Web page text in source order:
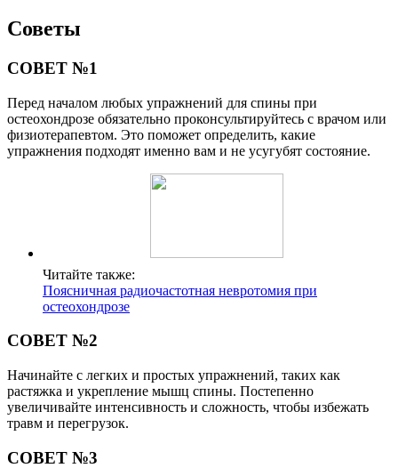
Советы
СОВЕТ №1
Перед началом любых упражнений для спины при
остеохондрозе обязательно проконсультируйтесь с врачом или
физиотерапевтом. Это поможет определить, какие
упражнения подходят именно вам и не усугубят состояние.
Читайте также:
Поясничная радиочастотная невротомия при
остеохондрозе
СОВЕТ №2
Начинайте с легких и простых упражнений, таких как
растяжка и укрепление мышц спины. Постепенно
увеличивайте интенсивность и сложность, чтобы избежать
травм и перегрузок.
СОВЕТ №3